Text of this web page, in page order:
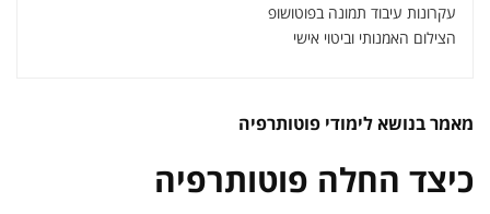
עקרונות עיבוד תמונה בפוטושופ
הצילום האמנותי וביטוי אישי
מאמר בנושא לימודי פוטותרפיה
כיצד החלה פוטותרפיה